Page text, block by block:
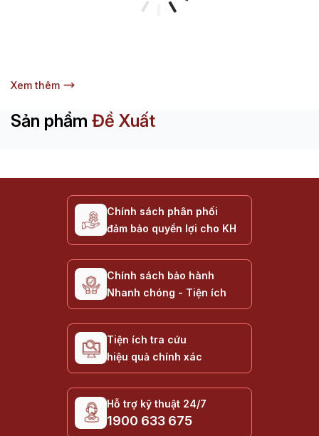
Xem thêm
Sản phẩm Đề Xuất
Chính sách phân phối
đảm bảo quyền lợi cho KH
Chính sách bảo hành
Nhanh chóng - Tiện ích
Tiện ích tra cứu
hiệu quả chính xác
Hỗ trợ kỹ thuật 24/7
1900 633 675